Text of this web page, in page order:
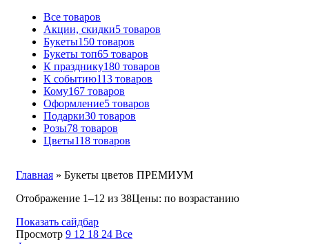
Все товаров
Акции, скидки5 товаров
Букеты150 товаров
Букеты топ65 товаров
К празднику180 товаров
К событию113 товаров
Кому167 товаров
Оформление5 товаров
Подарки30 товаров
Розы78 товаров
Цветы118 товаров
Главная » Букеты цветов ПРЕМИУМ
Отображение 1–12 из 38Цены: по возрастанию
Показать сайдбар
Просмотр 9 12 18 24 Все